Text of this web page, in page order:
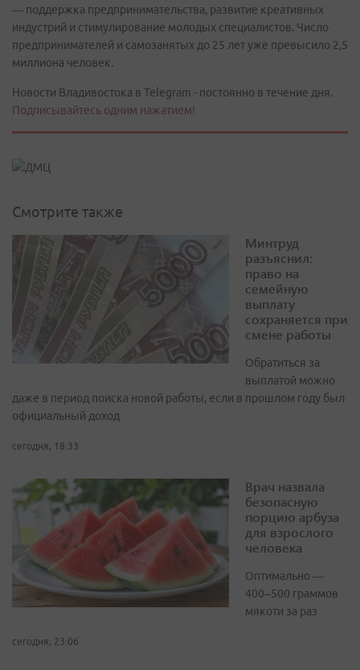
— поддержка предпринимательства, развитие креативных
индустрий и стимулирование молодых специалистов. Число
предпринимателей и самозанятых до 25 лет уже превысило 2,5
миллиона человек.
Новости Владивостока в Telegram - постоянно в течение дня.
Подписывайтесь одним нажатием!
Смотрите также
Минтруд
разъяснил:
право на
семейную
выплату
сохраняется при
смене работы
Обратиться за
выплатой можно
даже в период поиска новой работы, если в прошлом году был
официальный доход
сегодня, 18:33
Врач назвала
безопасную
порцию арбуза
для взрослого
человека
Оптимально —
400–500 граммов
мякоти за раз
сегодня, 23:06